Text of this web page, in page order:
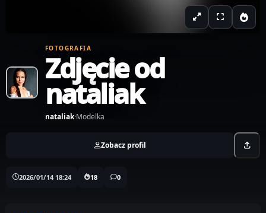
FOTOGRAFIA
Zdjęcie od
nataliak
nataliak·Modelka
Zobacz profil
2026/01/14 18:24 18 0